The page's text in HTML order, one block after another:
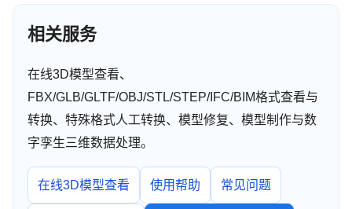
相关服务
在线3D模型查看、
FBX/GLB/GLTF/OBJ/STL/STEP/IFC/BIM格式查看与
转换、特殊格式人工转换、模型修复、模型制作与数
字孪生三维数据处理。
在线3D模型查看 使用帮助 常见问题